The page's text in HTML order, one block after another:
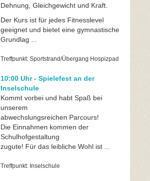
Dehnung, Gleichgewicht und Kraft.
Der Kurs ist für jedes Fitnesslevel
geeignet und bietet eine gymnastische
Grundlag ...
Treffpunkt: Sportstrand/Übergang Hospizpad
10:00 Uhr - Spielefest an der
Inselschule
Kommt vorbei und habt Spaß bei
unserem
abwechslungsreichen Parcours!
Die Einnahmen kommen der
Schulhofgestaltung
zugute! Für das leibliche Wohl ist ...
Treffpunkt: Inselschule